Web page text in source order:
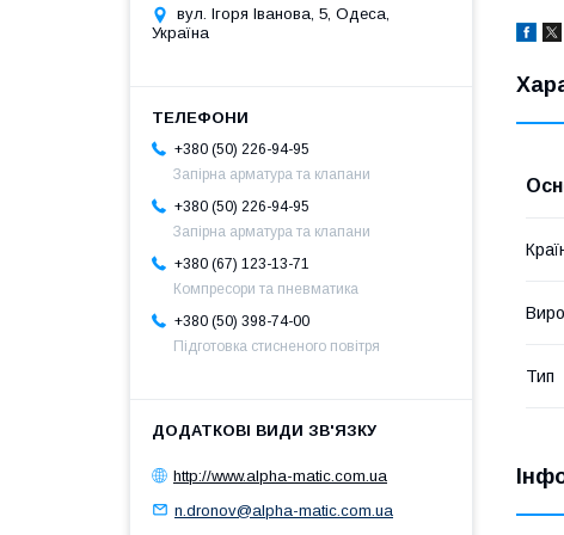
Тип
вул. Ігоря Іванова, 5, Одеса,
Україна
+380 (50) 226-94-95
Запірна арматура та клапани
+380 (50) 226-94-95
Запірна арматура та клапани
+380 (67) 123-13-71
Компресори та пневматика
+380 (50) 398-74-00
Підготовка стисненого повітря
http://www.alpha-matic.com.ua
n.dronov@alpha-matic.com.ua